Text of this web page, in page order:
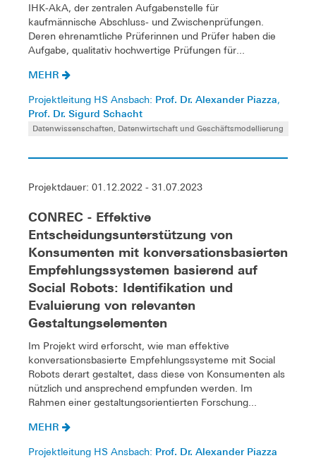
IHK-AkA, der zentralen Aufgabenstelle für
kaufmännische Abschluss- und Zwischenprüfungen.
Deren ehrenamtliche Prüferinnen und Prüfer haben die
Aufgabe, qualitativ hochwertige Prüfungen für...
MEHR
Projektleitung HS Ansbach: Prof. Dr. Alexander Piazza,
Prof. Dr. Sigurd Schacht
Datenwissenschaften, Datenwirtschaft und Geschäftsmodellierung
Projektdauer: 01.12.2022 - 31.07.2023
CONREC - Effektive
Entscheidungsunterstützung von
Konsumenten mit konversationsbasierten
Empfehlungssystemen basierend auf
Social Robots: Identifikation und
Evaluierung von relevanten
Gestaltungselementen
Im Projekt wird erforscht, wie man effektive
konversationsbasierte Empfehlungssysteme mit Social
Robots derart gestaltet, dass diese von Konsumenten als
nützlich und ansprechend empfunden werden. Im
Rahmen einer gestaltungsorientierten Forschung...
MEHR
Projektleitung HS Ansbach: Prof. Dr. Alexander Piazza